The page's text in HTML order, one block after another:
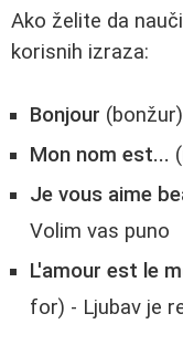
Ako želite da
korisnih izraza:
Bonjour
Mon nom est...
Je vous aime
Volim vas puno
L'amour est le
for) - Ljubav je